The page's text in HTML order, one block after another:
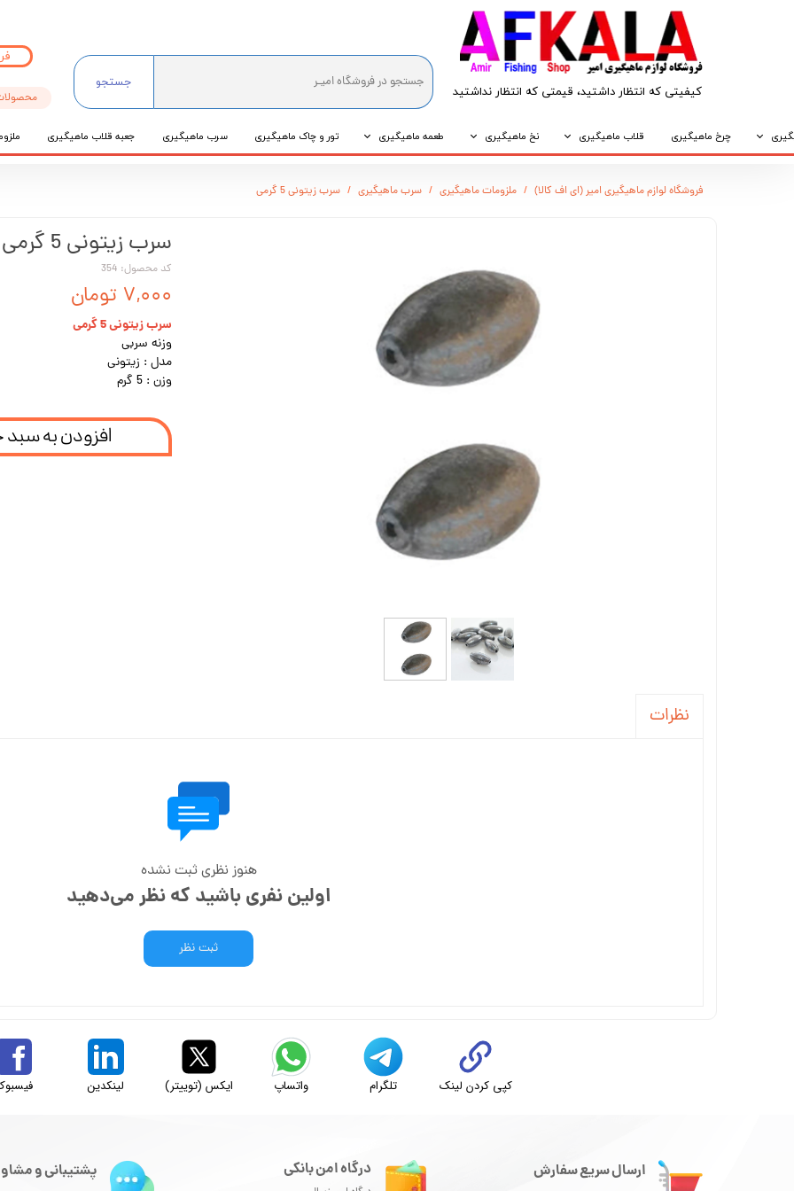
کیفیتی که انتظار داشتید، قیمتی که انتظار نداشتید​​​​​​​
جستجو
چرخ ماهیگیری قلاب ماهیگیری نخ ماهیگیری طعمه ماهیگیری تور و چاک ماهیگیری سرب ماهیگیری جعبه قلاب ماهیگیری
فروشگاه لوازم ماهیگیری امیر (ای اف کالا) ملزومات ماهیگیری سرب ماهیگیری سرب زیتونی 5 گرمی
سرب زیتونی 5 گرمی
کد محصول: 354
۷,۰۰۰ تومان
سرب زیتونی 5 گرمی
وزنه سربی
مدل : زیتونی
وزن : 5 گرم
افزودن به
نظرات
هنوز نظری ثبت نشده
اولین نفری باشید که نظر می‌دهید
ثبت نظر
کپی کردن لینک تلگرام واتساپ ایکس (توییتر) لینکدین
ارسال سریع سفارش درگاه امن بانکی پشتیبانی و